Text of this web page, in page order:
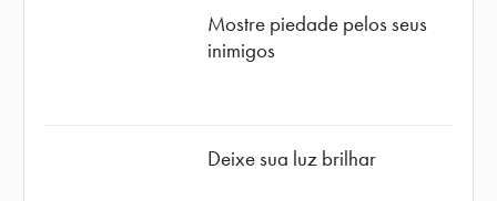
Mostre piedade pelos seus
inimigos
Deixe sua luz brilhar